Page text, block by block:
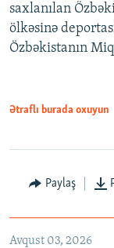
saxlanılan
ölkəsinə
Özbəkistanın
Ətraflı burada oxuyun
Paylaş
Avqust 03, 2026